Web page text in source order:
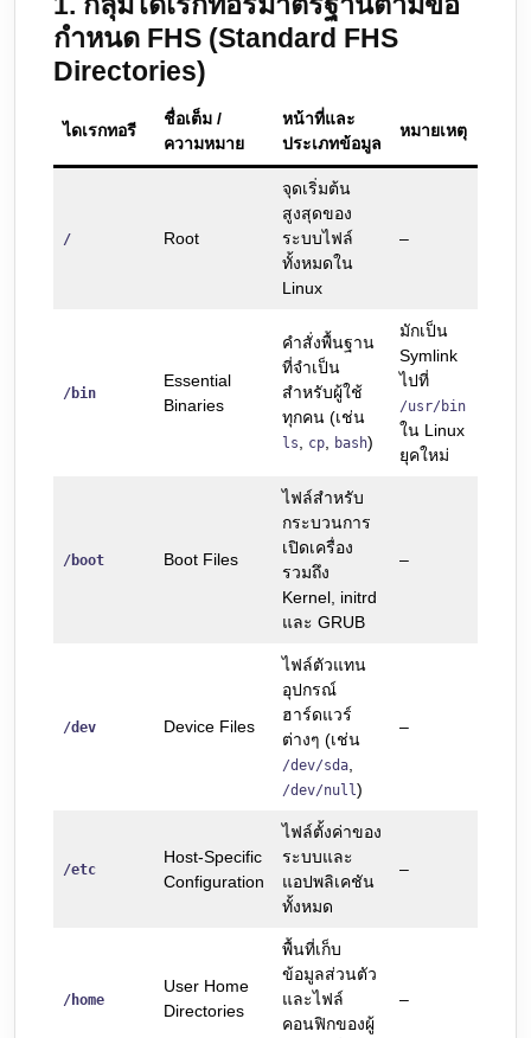
กำหนด FHS (Standard FHS
Directories)
ไดเรกทอรี
ชื่อเต็ม /
ความหมาย
หน้าที่และ
ประเภทข้อมูล
หมายเหตุ
/ Root
จุดเริ่มต้น
สูงสุดของ
ระบบไฟล์
ทั้งหมดใน
Linux
–
/bin
Essential
Binaries
คำสั่งพื้นฐาน
ที่จำเป็น
สำหรับผู้ใช้
ทุกคน (เช่น
ls, cp, bash)
มักเป็น
Symlink
ไปที่
/usr/bin
ใน Linux
ยุคใหม่
/boot Boot Files
ไฟล์สำหรับ
กระบวนการ
เปิดเครื่อง
รวมถึง
Kernel, initrd
และ GRUB
–
/dev Device Files
ไฟล์ตัวแทน
อุปกรณ์
ฮาร์ดแวร์
ต่างๆ (เช่น
/dev/sda,
/dev/null)
–
/etc
Host-Specific
Configuration
ไฟล์ตั้งค่าของ
ระบบและ
แอปพลิเคชัน
ทั้งหมด
–
/home
User Home
Directories
พื้นที่เก็บ
ข้อมูลส่วนตัว
และไฟล์
คอนฟิกของผู้
–